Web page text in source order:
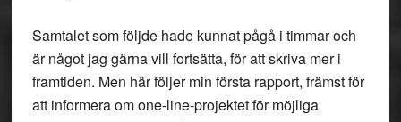
Samtalet som följde hade kunnat pågå i timmar och
är något jag gärna vill fortsätta, för att skriva mer i
framtiden. Men här följer min första rapport, främst för
att informera om one-line-projektet för möjliga